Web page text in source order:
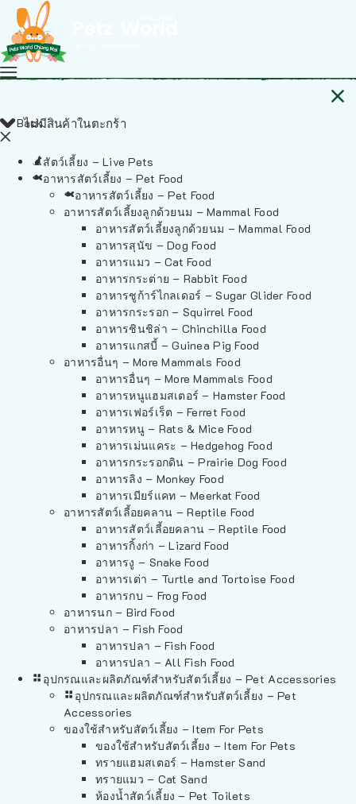
ไม่มีสินค้าในตะกร้า
Back
สัตว์เลี้ยง – Live Pets
อาหารสัตว์เลี้ยง – Pet Food
อาหารสัตว์เลี้ยง – Pet Food
อาหารสัตว์เลี้ยงลูกด้วยนม – Mammal Food
อาหารสัตว์เลี้ยงลูกด้วยนม – Mammal Food
อาหารสุนัข – Dog Food
อาหารแมว – Cat Food
อาหารกระต่าย – Rabbit Food
อาหารชูก้าร์ไกลเดอร์ – Sugar Glider Food
อาหารกระรอก – Squirrel Food
อาหารชินชิล่า – Chinchilla Food
อาหารแกสบี้ – Guinea Pig Food
อาหารอื่นๆ – More Mammals Food
อาหารอื่นๆ – More Mammals Food
อาหารหนูแฮมสเตอร์ – Hamster Food
อาหารเฟอร์เร็ต – Ferret Food
อาหารหนู – Rats & Mice Food
อาหารเม่นแคระ – Hedgehog Food
อาหารกระรอกดิน – Prairie Dog Food
อาหารลิง – Monkey Food
อาหารเมียร์แคท – Meerkat Food
อาหารสัตว์เลี้อยคลาน – Reptile Food
อาหารสัตว์เลี้อยคลาน – Reptile Food
อาหารกิ้งก่า – Lizard Food
อาหารงู – Snake Food
อาหารเต่า – Turtle and Tortoise Food
อาหารกบ – Frog Food
อาหารนก – Bird Food
อาหารปลา – Fish Food
อาหารปลา – Fish Food
อาหารปลา – All Fish Food
อุปกรณและผลิตภัณฑ์สำหรับสัตว์เลี้ยง – Pet Accessories
อุปกรณและผลิตภัณฑ์สำหรับสัตว์เลี้ยง – Pet
Accessories
ของใช้สำหรับสัตว์เลี้ยง – Item For Pets
ของใช้สำหรับสัตว์เลี้ยง – Item For Pets
ทรายแฮมสเตอร์ – Hamster Sand
ทรายแมว – Cat Sand
ห้องน้ำสัตว์เลี้ยง – Pet Toilets